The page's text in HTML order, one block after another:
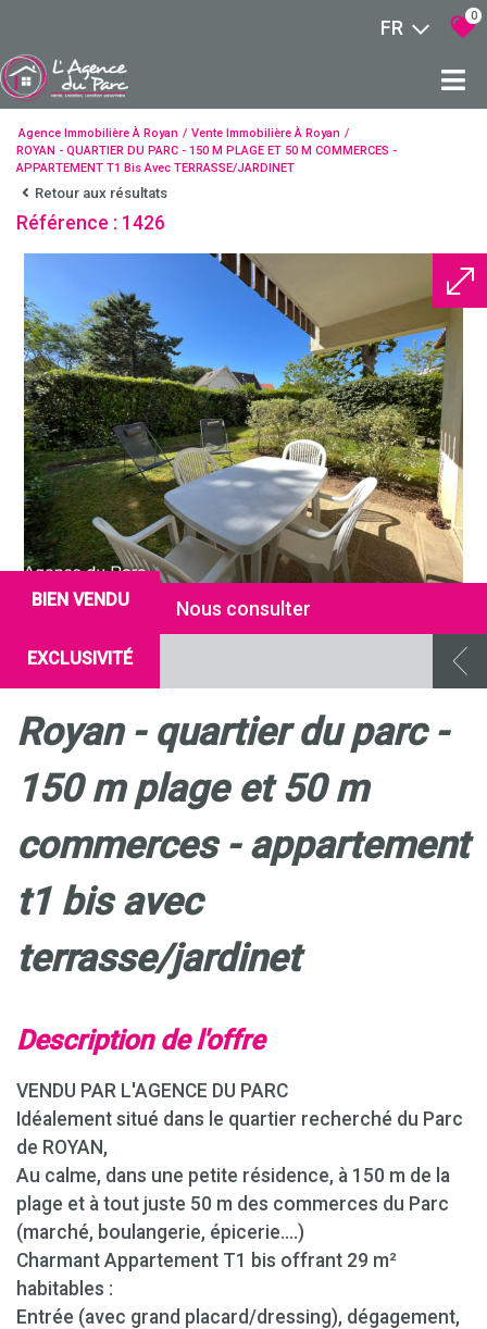
FR
0
Agence Immobilière À Royan
Vente Immobilière À Royan
ROYAN - QUARTIER DU PARC - 150 M PLAGE ET 50 M COMMERCES -
APPARTEMENT T1 Bis Avec TERRASSE/JARDINET
Retour aux résultats
Référence : 1426
BIEN VENDU
EXCLUSIVITÉ
Nous consulter
royan - quartier du parc -
150 m plage et 50 m
commerces - appartement
t1 bis avec
terrasse/jardinet
description de l'offre
VENDU PAR L'AGENCE DU PARC
Idéalement situé dans le quartier recherché du Parc
de ROYAN,
Au calme, dans une petite résidence, à 150 m de la
plage et à tout juste 50 m des commerces du Parc
(marché, boulangerie, épicerie....)
Charmant Appartement T1 bis offrant 29 m²
habitables :
Entrée (avec grand placard/dressing), dégagement,